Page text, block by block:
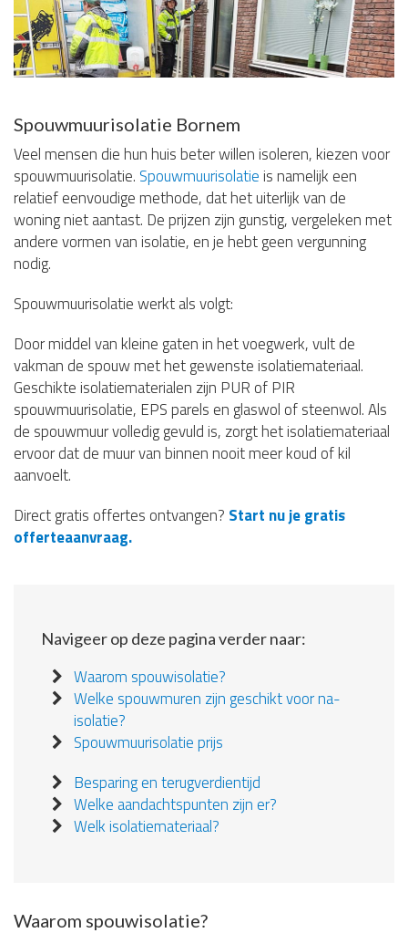
Spouwmuurisolatie Bornem
Veel mensen die hun huis beter willen isoleren, kiezen voor
spouwmuurisolatie. Spouwmuurisolatie is namelijk een
relatief eenvoudige methode, dat het uiterlijk van de
woning niet aantast. De prijzen zijn gunstig, vergeleken met
andere vormen van isolatie, en je hebt geen vergunning
nodig.
Spouwmuurisolatie werkt als volgt:
Door middel van kleine gaten in het voegwerk, vult de
vakman de spouw met het gewenste isolatiemateriaal.
Geschikte isolatiematerialen zijn PUR of PIR
spouwmuurisolatie, EPS parels en glaswol of steenwol. Als
de spouwmuur volledig gevuld is, zorgt het isolatiemateriaal
ervoor dat de muur van binnen nooit meer koud of kil
aanvoelt.
Direct gratis offertes ontvangen? Start nu je gratis
offerteaanvraag.
Navigeer op deze pagina verder naar:
Waarom spouwisolatie?
Welke spouwmuren zijn geschikt voor na-
isolatie?
Spouwmuurisolatie prijs
Besparing en terugverdientijd
Welke aandachtspunten zijn er?
Welk isolatiemateriaal?
Waarom spouwisolatie?